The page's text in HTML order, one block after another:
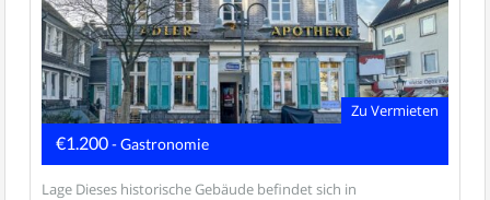
Zu Vermieten
€1.200- Gastronomie
Lage Dieses historische Gebäude befindet sich in